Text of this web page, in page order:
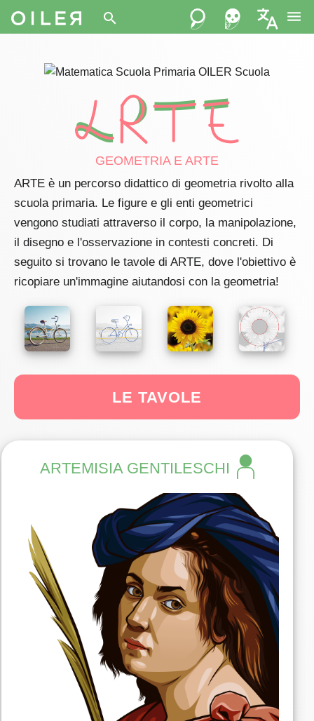
search menu
GEOMETRIA E ARTE
ARTE è un percorso didattico di geometria rivolto alla
scuola primaria. Le figure e gli enti geometrici
vengono studiati attraverso il corpo, la manipolazione,
il disegno e l'osservazione in contesti concreti. Di
seguito si trovano le tavole di ARTE, dove l'obiettivo è
ricopiare un'immagine aiutandosi con la geometria!
LE TAVOLE
ARTEMISIA GENTILESCHI